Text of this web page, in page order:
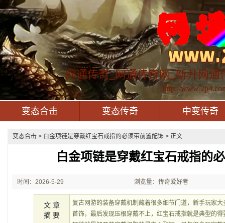
网通传奇_网通传奇网_新开网通
http://
变态合击 变态传奇 中变传奇
变态合击 > 白金项链是穿戴红宝石戒指的必须带前置配饰 > 正文
白金项链是穿戴红宝石戒指的
时间：2026-5-29
21:29:13
浏览量：传奇爱好者
文 章
摘 要
复古网游的装备穿戴机制藏着很多细节门道，新手玩家
首饰，最后发现压根穿戴不上，红宝石戒指就是典型的